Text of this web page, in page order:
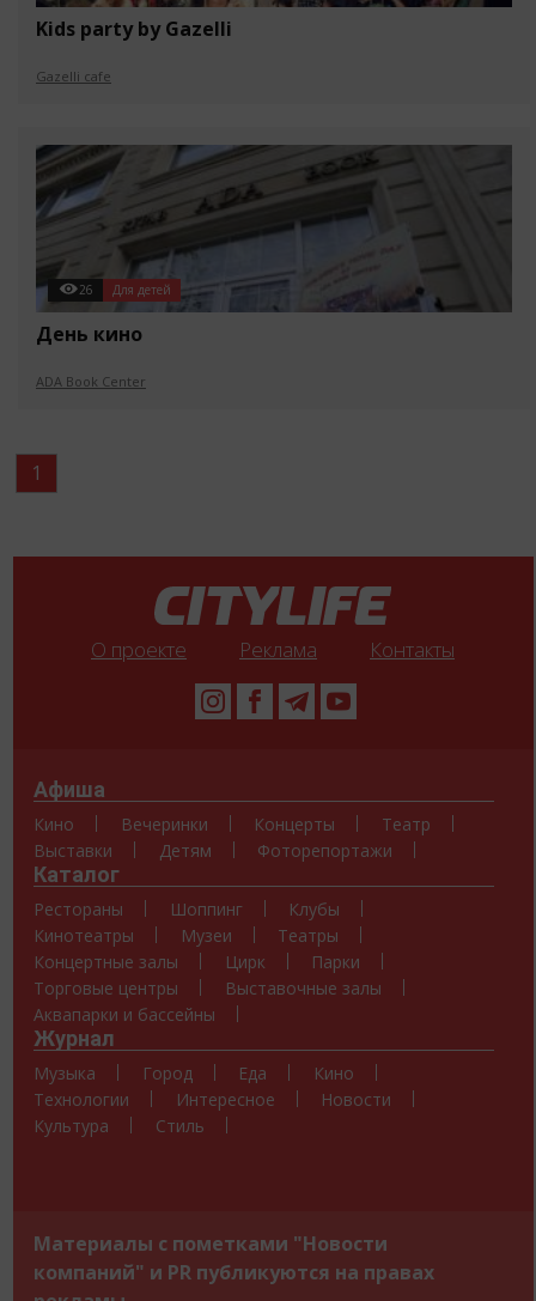
Kids party by Gazelli
Gazelli cafe
26 Для детей
День кино
ADA Book Center
1
О проекте Реклама Контакты
Афиша
Кино Вечеринки Концерты
Театр
Выставки
Детям Фоторепортажи
Каталог
Рестораны Шоппинг
Клубы
Кинотеатры
Музеи
Театры
Концертные залы
Цирк
Парки
Торговые центры
Выставочные залы
Аквапарки и бассейны
Журнал
Музыка Город Еда
Кино
Технологии
Интересное
Новости
Культура
Стиль
Материалы с пометками "Новости
компаний" и PR публикуются на правах